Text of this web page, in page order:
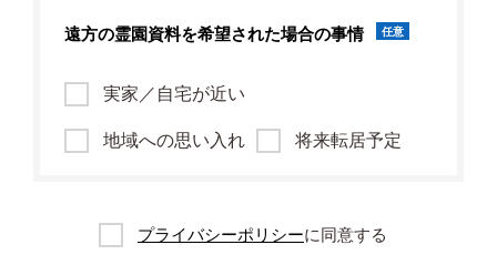
遠方の霊園資料を希望された場合の事情 任意
実家／自宅が近い
地域への思い入れ 将来転居予定
プライバシーポリシーに同意する